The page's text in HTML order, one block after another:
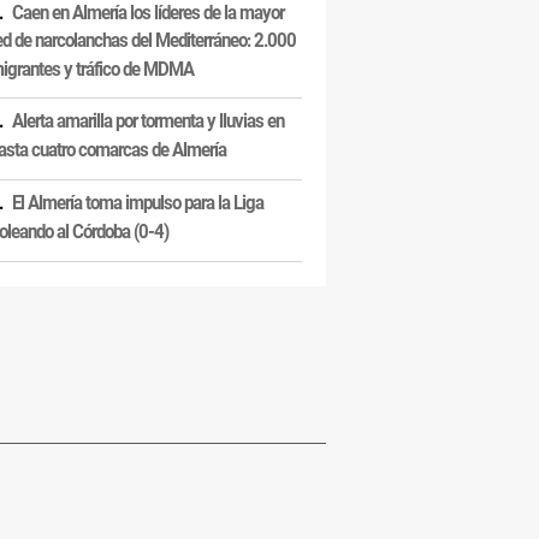
Caen en Almería los líderes de la mayor
de narcolanchas del Mediterráneo: 2.000
y tráfico de MDMA
Alerta amarilla por tormenta y lluvias en
cuatro comarcas de Almería
El Almería toma impulso para la Liga
al Córdoba (0-4)